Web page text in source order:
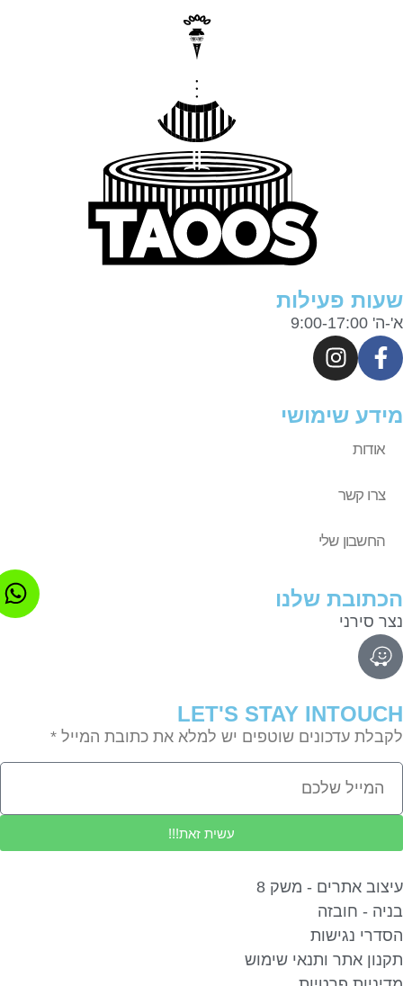
פעילות
17:00
שימושי
אודות
צרו קשר
החשבון שלי
שלנו
סירני
LET'S STAY
עדכונים שוטפים יש למלא את כתובת המייל *
עשית זאת!!!
אתרים - משק 8
- חובזה
נגישות
אתר ותנאי שימוש